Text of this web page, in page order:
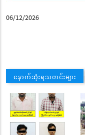
06/12/2026
နောက်ဆုံးရသတင်းများ